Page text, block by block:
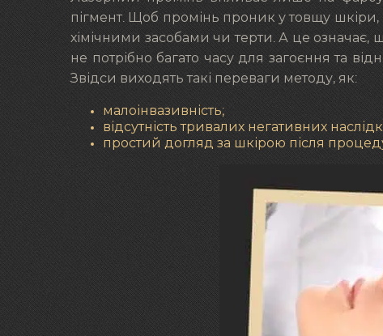
пігмент. Щоб промінь проник у товщу шкіри,
хімічними засобами чи терти. А це означає,
не потрібно багато часу для загоєння та
Звідси виходять такі переваги методу, як:
малоінвазивність;
відсутність тривалих негативних
простий догляд за шкірою після